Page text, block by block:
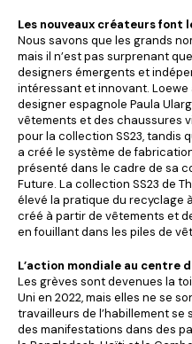
Les nouveaux créateurs font
Nous savons que les grands
mais il n’est pas surprenant
designers émergents et
intéressant et innovant.
designer espagnole Paula
vêtements et des chaussures
pour la collection SS23, tandis
a créé le système de
présenté dans le cadre de sa
Future. La collection SS23 de
élevé la pratique du recyclage
créé à partir de vêtements et
en fouillant dans les piles de
L’action mondiale au centre
Les grèves sont devenues la
Uni en 2022, mais elles ne se
travailleurs de l’habillement
des manifestations dans des